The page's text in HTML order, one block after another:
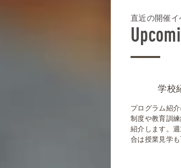
直近の開催イ
学校
プログラム紹
制度や教育訓
紹介します。
合は授業見学も